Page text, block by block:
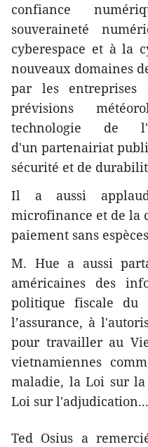
confiance
souveraineté
cyberespace et à la
nouveaux domaines
par les entreprises
prévisions
technologie
d'un partenairiat
sécurité et de
Il a aussi
microfinance et de la
paiement sans
M. Hue a aussi
américaines des
politique fiscale du
l’assurance, à
pour travailler au
vietnamiennes
maladie, la Loi sur
Loi sur l'adjudication...
Ted Osius a